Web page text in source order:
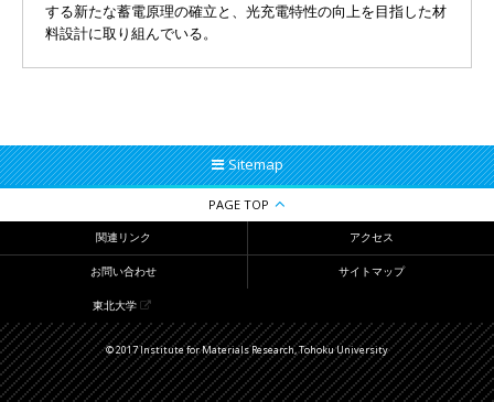
する新たな蓄電原理の確立と、光充電特性の向上を目指した材
料設計に取り組んでいる。
Sitemap
PAGE TOP
関連リンク アクセス
お問い合わせ サイトマップ
東北大学
© 2017 Institute for Materials Research, Tohoku University